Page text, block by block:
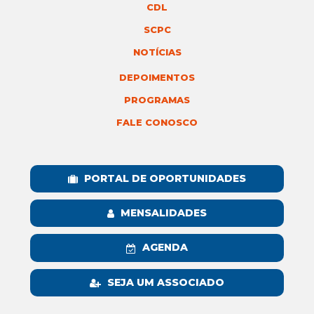
CDL
SCPC
NOTÍCIAS
DEPOIMENTOS
PROGRAMAS
FALE CONOSCO
PORTAL DE OPORTUNIDADES
MENSALIDADES
AGENDA
SEJA UM ASSOCIADO